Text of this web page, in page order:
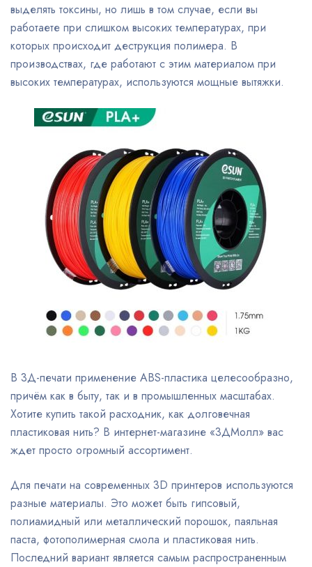
выделять токсины, но лишь в том случае, если вы
работаете при слишком высоких температурах, при
которых происходит деструкция полимера. В
производствах, где работают с этим материалом при
высоких температурах, используются мощные вытяжки.
В 3Д-печати применение ABS-пластика целесообразно,
причём как в быту, так и в промышленных масштабах.
Хотите купить такой расходник, как долговечная
пластиковая нить? В интернет-магазине «3ДМолл» вас
ждет просто огромный ассортимент.
Для печати на современных 3D принтеров используются
разные материалы. Это может быть гипсовый,
полиамидный или металлический порошок, паяльная
паста, фотополимерная смола и пластиковая нить.
Последний вариант является самым распространенным